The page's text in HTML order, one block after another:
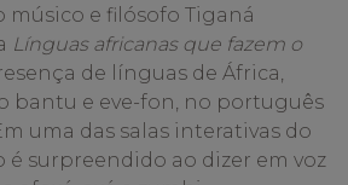
músico e filósofo Tiganá
Línguas africanas que fazem o
de línguas de África,
bantu e eve-fon, no português
uma das salas interativas do
surpreendido ao dizer em voz